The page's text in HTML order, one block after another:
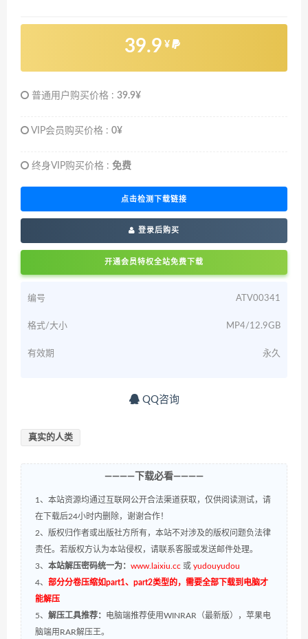
39.9 ¥
普通用户购买价格 : 39.9¥
VIP会员购买价格 : 0¥
终身VIP购买价格 : 免费
点击检测下载链接
登录后购买
开通会员特权全站免费下载
编号 ATV00341
格式/大小 MP4/12.9GB
有效期 永久
QQ咨询
真实的人类
————下载必看————
1、本站资源均通过互联网公开合法渠道获取，仅供阅读测试，请
在下载后24小时内删除，谢谢合作！
2、版权归作者或出版社方所有，本站不对涉及的版权问题负法律
责任。若版权方认为本站侵权，请联系客服或发送邮件处理。
3、 本站解压密码统一为： www.laixiu.cc 或 yudouyudou
4、 部分分卷压缩如part1、part2类型的，需要全部下载到电脑才
能解压
5、 解压工具推荐： 电脑端推荐使用WINRAR（最新版），苹果电
脑端用RAR解压王。